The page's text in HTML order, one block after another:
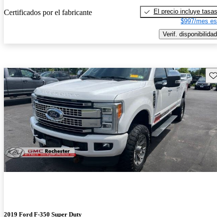
Certificados por el fabricante
El precio incluye tasas
$997/mes
Verif. disponibilidad
2019 Ford F-350 Super Duty